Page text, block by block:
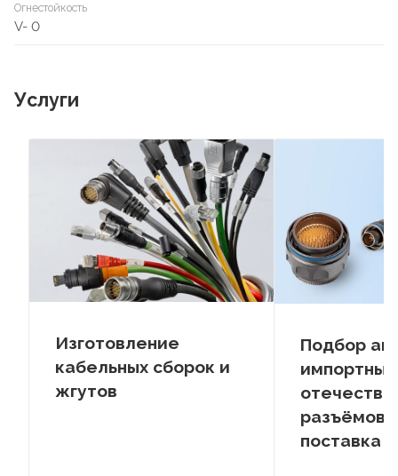
Огнестойкость
V- 0
Услуги
Изготовление
кабельных сборок и
жгутов
Подбор
разъёмов
поставка